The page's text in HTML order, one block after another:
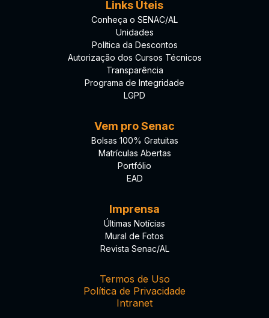
Links Úteis
Conheça o SENAC/AL
Unidades
Política da Descontos
Autorização dos Cursos Técnicos
Transparência
Programa de Integridade
LGPD
Vem pro Senac
Bolsas 100% Gratuitas
Matrículas Abertas
Portfólio
EAD
Imprensa
Últimas Notícias
Mural de Fotos
Revista Senac/AL
Termos de Uso
Política de Privacidade
Intranet